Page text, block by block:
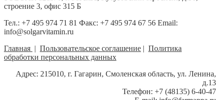
строение 3, офис 315 Б
Тел.: +7 495 974 71 81 Факс: +7 495 974 67 56 Email:
info@solgarvitamin.ru
Главная | Пользовательское соглашение | Политика
обработки персональных данных
Адрес: 215010, г. Гагарин, Смоленская область, ул. Ленина,
д.13
Телефон: +7 (48135) 6-40-47